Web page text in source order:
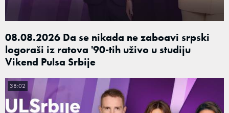
08.08.2026 Da se nikada ne zaboavi srpski
logoraši iz ratova '90-tih uživo u studiju
Vikend Pulsa Srbije
38:02